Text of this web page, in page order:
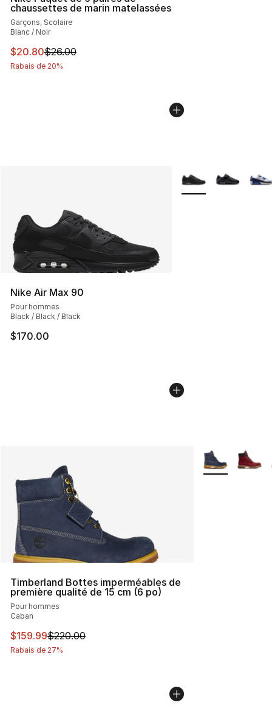
chaussettes de marin matelassées
Garçons, Scolaire
Blanc / Noir
Cet article est en solde. Le prix est passé de $26.00 à
$20.80$26.00
Rabais de 20%
Nike Air Max 90
Pour hommes
Black / Black / Black
$170.00
Plus de couleurs
Timberland Bottes imperméables de
première qualité de 15 cm (6 po)
Pour hommes
Caban
Cet article est en solde. Le prix est passé de $220.00 à
$159.99$220.00
Rabais de 27%
Plus de